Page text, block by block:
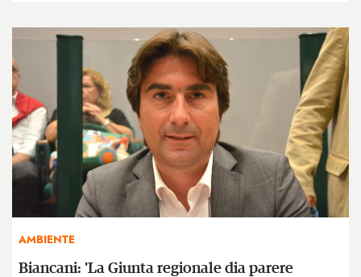
AMBIENTE
Biancani: 'La Giunta regionale dia parere